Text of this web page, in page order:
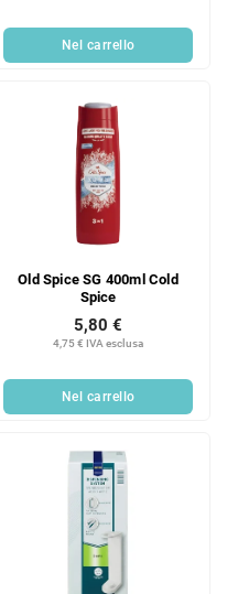
Nel carrello
Old Spice SG 400ml Cold
Spice
4,75 € IVA esclusa
5,80 €
Nel carrello